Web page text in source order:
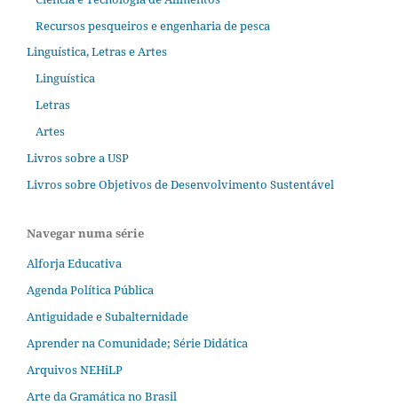
Recursos pesqueiros e engenharia de pesca
Linguística, Letras e Artes
Linguística
Letras
Artes
Livros sobre a USP
Livros sobre Objetivos de Desenvolvimento Sustentável
Navegar numa série
Alforja Educativa
Agenda Política Pública
Antiguidade e Subalternidade
Aprender na Comunidade; Série Didática
Arquivos NEHiLP
Arte da Gramática no Brasil